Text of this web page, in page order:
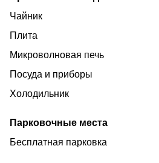
Чайник
Плита
Микроволновая печь
Посуда и приборы
Холодильник
Парковочные места
Бесплатная парковка